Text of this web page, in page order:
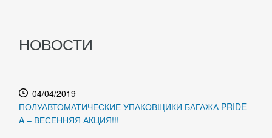
НОВОСТИ
04/04/2019
ПОЛУАВТОМАТИЧЕСКИЕ УПАКОВЩИКИ БАГАЖА PRIDE
A – ВЕСЕННЯЯ АКЦИЯ!!!